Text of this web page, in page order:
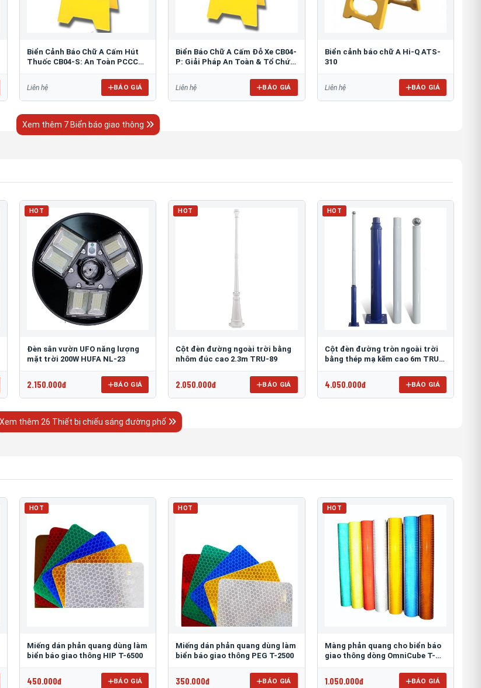
Biển Cảnh Báo Chữ A Cấm Hút
Thuốc CB04-S: An Toàn PCCC
Liên hệ BÁO GIÁ
Biển Báo Chữ A Cấm Đỗ Xe CB04-
P: Giải Pháp An Toàn & Tổ Chức
Liên hệ BÁO GIÁ
Biển cảnh báo chữ A Hi-Q ATS-
310
Liên hệ BÁO GIÁ
Xem thêm 7 Biển báo giao thông
HOT
Đèn sân vườn UFO năng lượng
mặt trời 200W HUFA NL-23
2.150.000đ BÁO GIÁ
HOT
Cột đèn đường ngoài trời bằng
nhôm đúc cao 2.3m TRU-89
2.050.000đ BÁO GIÁ
HOT
Cột đèn đường tròn ngoài trời
bằng thép mạ kẽm cao 6m TRU-
4.050.000đ BÁO GIÁ
Xem thêm 26 Thiết bị chiếu sáng đường phố
HOT
Miếng dán phản quang dùng làm
biển báo giao thông HIP T-6500
450.000đ BÁO GIÁ
HOT
Miếng dán phản quang dùng làm
biển báo giao thông PEG T-2500
350.000đ BÁO GIÁ
HOT
Màng phản quang cho biển báo
giao thông dòng OmniCube T-
1.050.000đ BÁO GIÁ